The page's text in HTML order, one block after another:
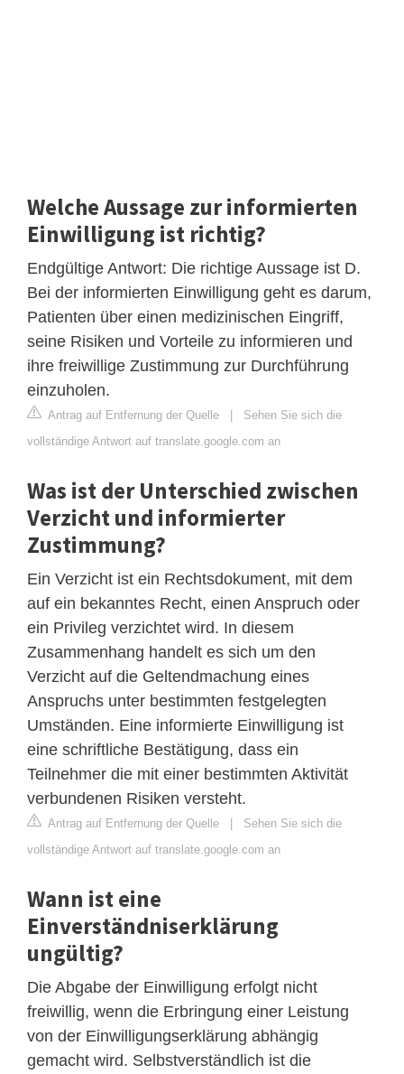
Welche Aussage zur informierten
Einwilligung ist richtig?
Endgültige Antwort: Die richtige Aussage ist D.
Bei der informierten Einwilligung geht es darum,
Patienten über einen medizinischen Eingriff,
seine Risiken und Vorteile zu informieren und
ihre freiwillige Zustimmung zur Durchführung
einzuholen.
Antrag auf Entfernung der Quelle | Sehen Sie sich die
vollständige Antwort auf translate.google.com an
Was ist der Unterschied zwischen
Verzicht und informierter
Zustimmung?
Ein Verzicht ist ein Rechtsdokument, mit dem
auf ein bekanntes Recht, einen Anspruch oder
ein Privileg verzichtet wird. In diesem
Zusammenhang handelt es sich um den
Verzicht auf die Geltendmachung eines
Anspruchs unter bestimmten festgelegten
Umständen. Eine informierte Einwilligung ist
eine schriftliche Bestätigung, dass ein
Teilnehmer die mit einer bestimmten Aktivität
verbundenen Risiken versteht.
Antrag auf Entfernung der Quelle | Sehen Sie sich die
vollständige Antwort auf translate.google.com an
Wann ist eine
Einverständniserklärung
ungültig?
Die Abgabe der Einwilligung erfolgt nicht
freiwillig, wenn die Erbringung einer Leistung
von der Einwilligungserklärung abhängig
gemacht wird. Selbstverständlich ist die